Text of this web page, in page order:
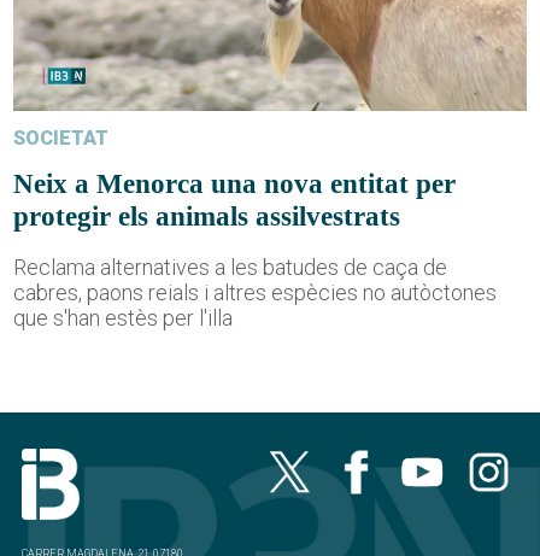
SOCIETAT
Neix a Menorca una nova entitat per
protegir els animals assilvestrats
Reclama alternatives a les batudes de caça de
cabres, paons reials i altres espècies no autòctones
que s'han estès per l'illa